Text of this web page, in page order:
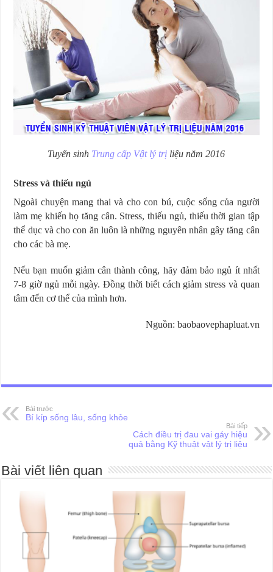
Tuyển sinh Trung cấp Vật lý trị liệu năm 2016
Stress và thiếu ngủ
Ngoài chuyện mang thai và cho con bú, cuộc sống của người
làm mẹ khiến họ tăng cân. Stress, thiếu ngủ, thiếu thời gian tập
thể dục và cho con ăn luôn là những nguyên nhân gây tăng cân
cho các bà mẹ.
Nếu bạn muốn giảm cân thành công, hãy đảm bảo ngủ ít nhất
7-8 giờ ngủ mỗi ngày. Đồng thời biết cách giảm stress và quan
tâm đến cơ thể của mình hơn.
Nguồn: baobaovephapluat.vn
Bài trước
Bí kíp sống lâu, sống khỏe
Bài tiếp
Cách điều trị đau vai gáy hiệu
quả bằng Kỹ thuật vật lý trị liệu
Bài viết liên quan